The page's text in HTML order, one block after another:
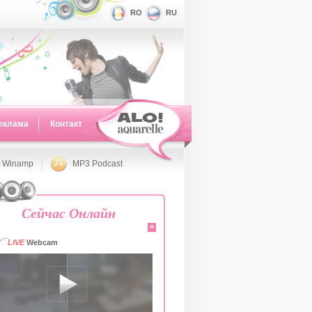
RO RU
Контакт
Winamp MP3 Podcast
Сейчас Онлайн
»
LIVEWebcam